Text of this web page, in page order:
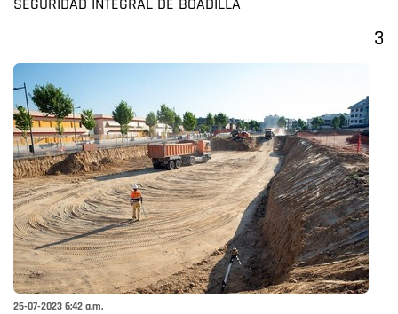
SEGURIDAD INTEGRAL DE BOADILLA
3
25-07-2023 6:42 a.m.